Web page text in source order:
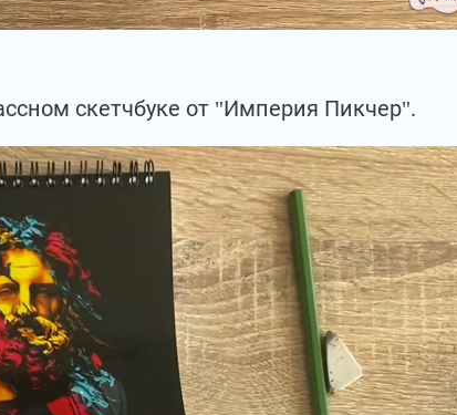
скетчбуке от "Империя Пикчер".